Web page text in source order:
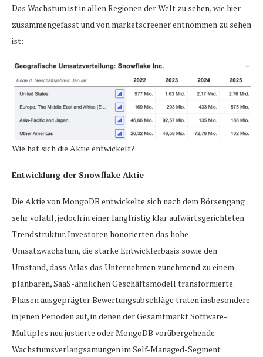
Das Wachstum ist in allen Regionen der Welt zu sehen, wie hier
zusammengefasst und von marketscreener entnommen zu sehen
ist:
Wie hat sich die Aktie entwickelt?
Entwicklung der Snowflake Aktie
Die Aktie von MongoDB entwickelte sich nach dem Börsengang
sehr volatil, jedoch in einer langfristig klar aufwärtsgerichteten
Trendstruktur. Investoren honorierten das hohe
Umsatzwachstum, die starke Entwicklerbasis sowie den
Umstand, dass Atlas das Unternehmen zunehmend zu einem
planbaren, SaaS-ähnlichen Geschäftsmodell transformierte.
Phasen ausgeprägter Bewertungsabschläge traten insbesondere
in jenen Perioden auf, in denen der Gesamtmarkt Software-
Multiples neu justierte oder MongoDB vorübergehende
Wachstumsverlangsamungen im Self-Managed-Segment